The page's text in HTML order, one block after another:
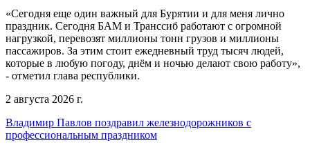
«Сегодня еще один важный для Бурятии и для меня лично
праздник. Сегодня БАМ и Транссиб работают с огромной
нагрузкой, перевозят миллионы тонн грузов и миллионы
пассажиров. За этим стоит ежедневный труд тысяч людей,
которые в любую погоду, днём и ночью делают свою работу»,
- отметил глава республики.
2 августа 2026 г.
Владимир Павлов поздравил железнодорожников с
профессиональным праздником